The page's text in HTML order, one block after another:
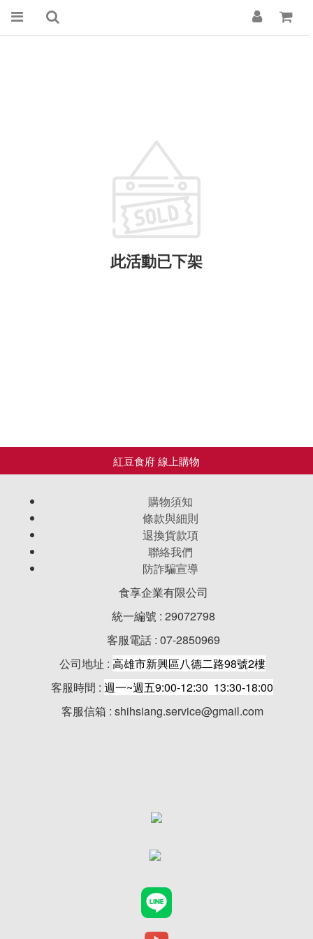
此活動已下架
購物須知
條款與細則
退換貨款項
聯絡我們
防詐騙宣導
食享企業有限公司
統一編號 : 29072798
客服電話 : 07-2850969
公司地址 : 高雄市新興區八德二路98號2樓
客服時間 : 週一~週五9:00-12:30 13:30-18:00
客服信箱 : shihsiang.service@gmail.com